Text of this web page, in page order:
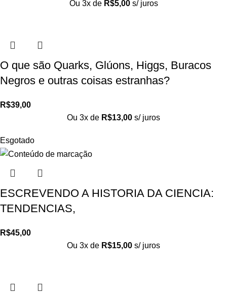
Ou 3x de R$5,00 s/ juros
O que são Quarks, Glúons, Higgs, Buracos
Negros e outras coisas estranhas?
R$39,00
Ou 3x de R$13,00 s/ juros
Esgotado
ESCREVENDO A HISTORIA DA CIENCIA:
TENDENCIAS,
R$45,00
Ou 3x de R$15,00 s/ juros